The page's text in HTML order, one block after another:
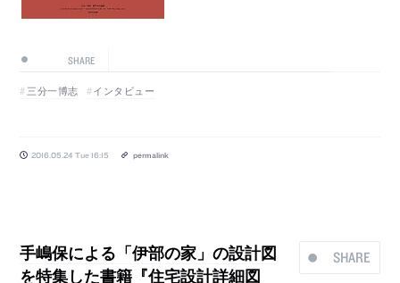
SHARE
三分一博志 インタビュー
2016.05.24 Tue 16:15 permalink
SHARE
手嶋保による「伊部の家」の設計図
を特集した書籍『住宅設計詳細図